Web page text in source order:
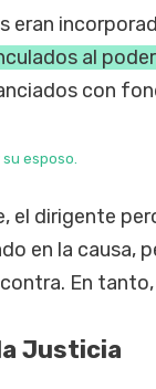
eran
al
con
su esposo.
el dirigente
en la causa,
En
Justicia